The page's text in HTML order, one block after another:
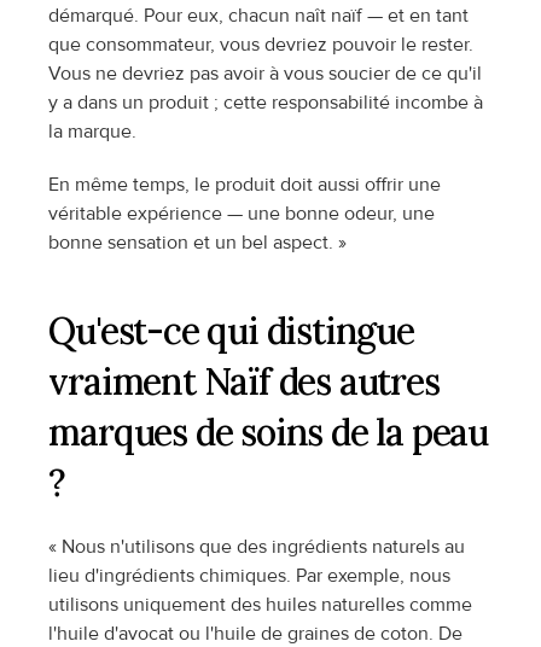
démarqué. Pour eux, chacun naît naïf — et en tant
que consommateur, vous devriez pouvoir le rester.
Vous ne devriez pas avoir à vous soucier de ce qu'il
y a dans un produit ; cette responsabilité incombe à
la marque.
En même temps, le produit doit aussi offrir une
véritable expérience — une bonne odeur, une
bonne sensation et un bel aspect. »
Qu'est-ce qui distingue
vraiment Naïf des autres
marques de soins de la peau
?
« Nous n'utilisons que des ingrédients naturels au
lieu d'ingrédients chimiques. Par exemple, nous
utilisons uniquement des huiles naturelles comme
l'huile d'avocat ou l'huile de graines de coton. De